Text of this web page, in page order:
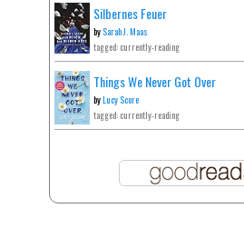
Silbernes Feuer
by Sarah J. Maas
tagged: currently-reading
Things We Never Got Over
byLucy Score
tagged: currently-reading